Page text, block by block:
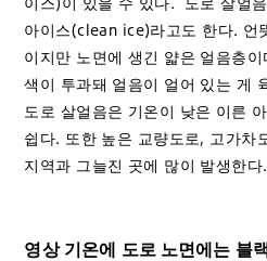
아이스(clean ice)라고도 한다. 언
이지만 노면에 생긴 얇은 얼음층
색이 투과돼 얼음이 얼어 있는 게
도로 살얼음은 기온이 낮은 이른
쉽다. 또한 높은 교량도로, 고가차
지역과 그늘진 곳에 많이 발생한다.
영상 기온에 도로 노면에는 블